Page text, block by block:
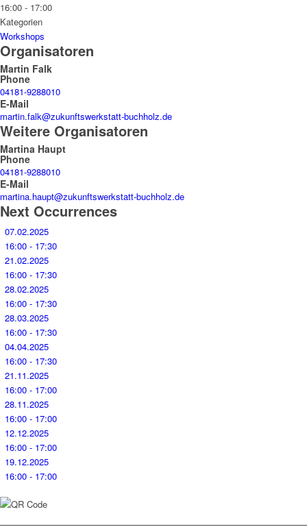
16:00 - 17:00
Kategorien
Workshops
Organisatoren
Martin Falk
Phone
04181-9288010
E-Mail
martin.falk@zukunftswerkstatt-buchholz.de
Weitere Organisatoren
Martina Haupt
Phone
04181-9288010
E-Mail
martina.haupt@zukunftswerkstatt-buchholz.de
Next Occurrences
07.02.2025
16:00 - 17:30
21.02.2025
16:00 - 17:30
28.02.2025
16:00 - 17:30
28.03.2025
16:00 - 17:30
04.04.2025
16:00 - 17:30
21.11.2025
16:00 - 17:00
28.11.2025
16:00 - 17:00
12.12.2025
16:00 - 17:00
19.12.2025
16:00 - 17:00